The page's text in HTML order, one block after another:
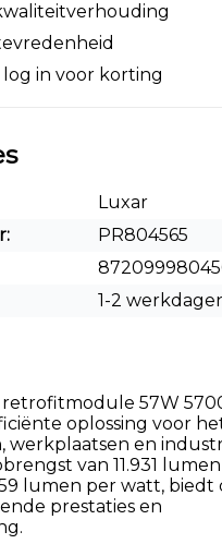
in voor korting
Luxar
PR804565
1-2
57W
oplossing voor
werkplaatsen en
van 11.931
lumen per watt, biedt
prestaties en